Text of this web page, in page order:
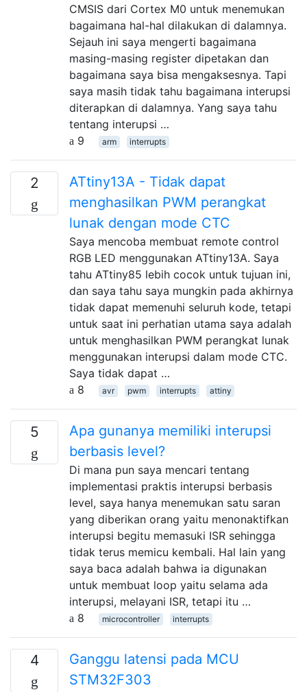
CMSIS dari Cortex M0 untuk menemukan
bagaimana hal-hal dilakukan di dalamnya.
Sejauh ini saya mengerti bagaimana
masing-masing register dipetakan dan
bagaimana saya bisa mengaksesnya. Tapi
saya masih tidak tahu bagaimana interupsi
diterapkan di dalamnya. Yang saya tahu
tentang interupsi …
9
arm interrupts
2
ATtiny13A - Tidak dapat
menghasilkan PWM perangkat
lunak dengan mode CTC
Saya mencoba membuat remote control
RGB LED menggunakan ATtiny13A. Saya
tahu ATtiny85 lebih cocok untuk tujuan ini,
dan saya tahu saya mungkin pada akhirnya
tidak dapat memenuhi seluruh kode, tetapi
untuk saat ini perhatian utama saya adalah
untuk menghasilkan PWM perangkat lunak
menggunakan interupsi dalam mode CTC.
Saya tidak dapat …
8
avr pwm interrupts attiny
5
Apa gunanya memiliki interupsi
berbasis level?
Di mana pun saya mencari tentang
implementasi praktis interupsi berbasis
level, saya hanya menemukan satu saran
yang diberikan orang yaitu menonaktifkan
interupsi begitu memasuki ISR sehingga
tidak terus memicu kembali. Hal lain yang
saya baca adalah bahwa ia digunakan
untuk membuat loop yaitu selama ada
interupsi, melayani ISR, tetapi itu …
8
microcontroller interrupts
4
Ganggu latensi pada MCU
STM32F303